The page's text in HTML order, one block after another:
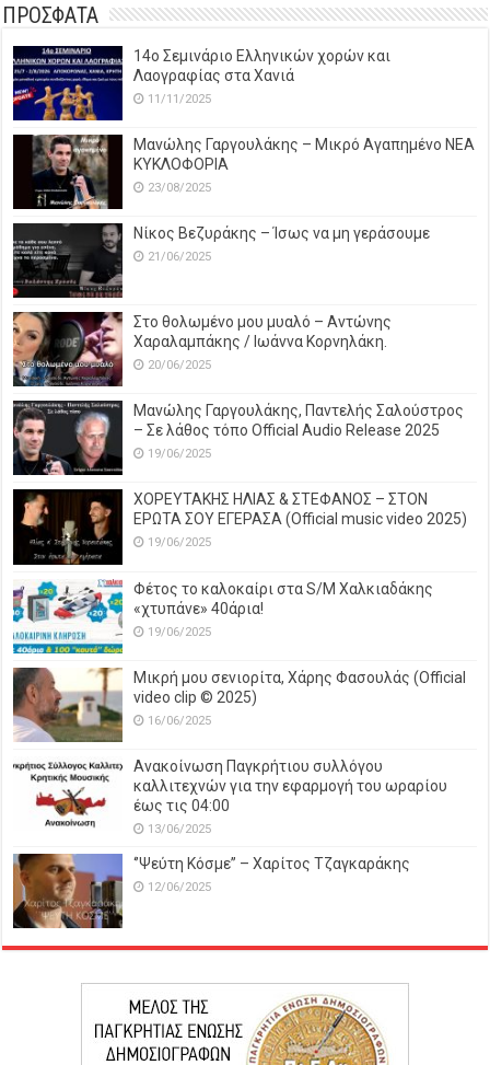
ΠΡΟΣΦΑΤΑ
14o Σεμινάριο Ελληνικών χορών και
Λαογραφίας στα Χανιά
11/11/2025
Μανώλης Γαργουλάκης – Μικρό Αγαπημένο NEΑ
ΚΥΚΛΟΦΟΡΙΑ
23/08/2025
Νίκος Βεζυράκης – Ίσως να μη γεράσουμε
21/06/2025
Στο θολωμένο μου μυαλό – Αντώνης
Χαραλαμπάκης / Ιωάννα Κορνηλάκη.
20/06/2025
Μανώλης Γαργουλάκης, Παντελής Σαλούστρος
– Σε λάθος τόπο Official Audio Release 2025
19/06/2025
ΧΟΡΕΥΤΑΚΗΣ ΗΛΙΑΣ & ΣΤΕΦΑΝΟΣ – ΣΤΟΝ
ΕΡΩΤΑ ΣΟΥ ΕΓΕΡΑΣΑ (Official music video 2025)
19/06/2025
Φέτος το καλοκαίρι στα S/M Χαλκιαδάκης
«χτυπάνε» 40άρια!
19/06/2025
Μικρή μου σενιορίτα, Χάρης Φασουλάς (Official
video clip © 2025)
16/06/2025
Ανακοίνωση Παγκρήτιου συλλόγου
καλλιτεχνών για την εφαρμογή του ωραρίου
έως τις 04:00
13/06/2025
‘’Ψεύτη Κόσμε’’ – Χαρίτος Τζαγκαράκης
12/06/2025